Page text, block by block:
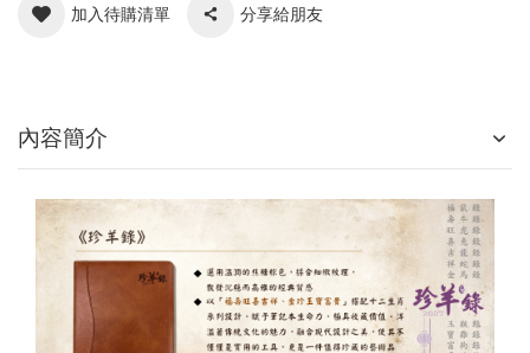
加入待購清單 分享給朋友
內容簡介